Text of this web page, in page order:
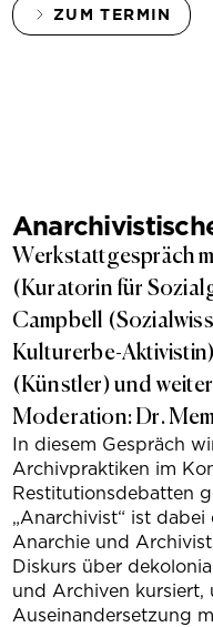
ZUM TERMIN
Werkstattgespräch
(Kuratorin für
Campbell
Kulturerbe-
(Künstler) und
Moderation: Dr.
In diesem Gespräch
Archivpraktiken im
Restitutionsdebatten
„Anarchivist“ ist
Anarchie und
Diskurs über
und Archiven kursiert,
Auseinandersetzung